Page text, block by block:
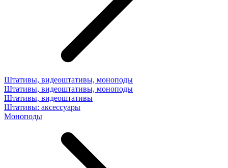
Штативы, видеоштативы, моноподы
Штативы, видеоштативы, моноподы
Штативы, видеоштативы
Штативы: аксессуары
Моноподы